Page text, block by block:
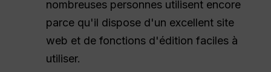
nombreuses personnes utilisent encore
parce qu'il dispose d'un excellent site
web et de fonctions d'édition faciles à
utiliser.